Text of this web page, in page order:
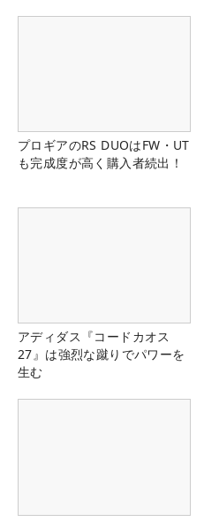
プロギアのRS DUOはFW・UT
も完成度が高く購入者続出！
アディダス『コードカオス
27』は強烈な蹴りでパワーを
生む